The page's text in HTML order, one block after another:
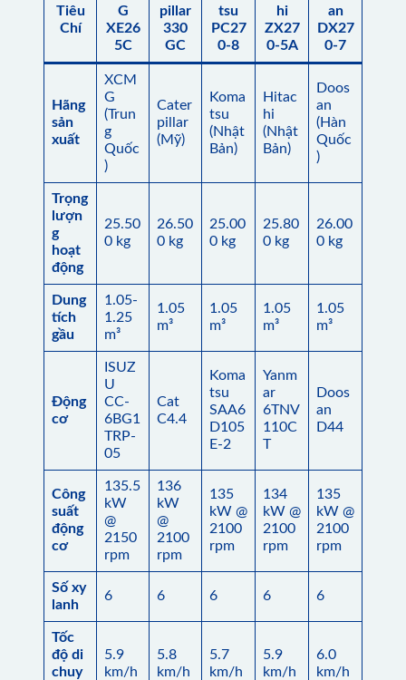
Tiêu
Chí
G
XE26
5C
pillar
330
GC
tsu
PC27
0-8
hi
ZX27
0-5A
an
DX27
0-7
Hãng
sản
xuất
XCM
G
(Trun
g
Quốc
)
Cater
pillar
(Mỹ)
Koma
tsu
(Nhật
Bản)
Hitac
hi
(Nhật
Bản)
Doos
an
(Hàn
Quốc
)
Trọng
lượn
g
hoạt
động
25.50
0 kg
26.50
0 kg
25.00
0 kg
25.80
0 kg
26.00
0 kg
Dung
tích
gầu
1.05-
1.25
m³
1.05
m³
1.05
m³
1.05
m³
1.05
m³
Động
cơ
ISUZ
U
CC-
6BG1
TRP-
05
Cat
C4.4
Koma
tsu
SAA6
D105
E-2
Yanm
ar
6TNV
110C
T
Doos
an
D44
Công
suất
động
cơ
135.5
kW
@
2150
rpm
136
kW
@
2100
rpm
135
kW @
2100
rpm
134
kW @
2100
rpm
135
kW @
2100
rpm
Số xy
lanh
6 6 6 6 6
Tốc
độ di
chuy
5.9
km/h
5.8
km/h
5.7
km/h
5.9
km/h
6.0
km/h